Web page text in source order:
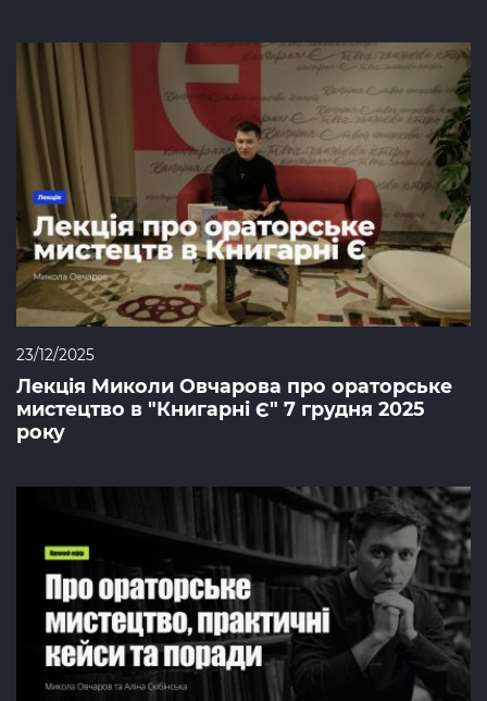
23/12/2025
Лекція Миколи Овчарова про ораторське
мистецтво в "Книгарні Є" 7 грудня 2025
року